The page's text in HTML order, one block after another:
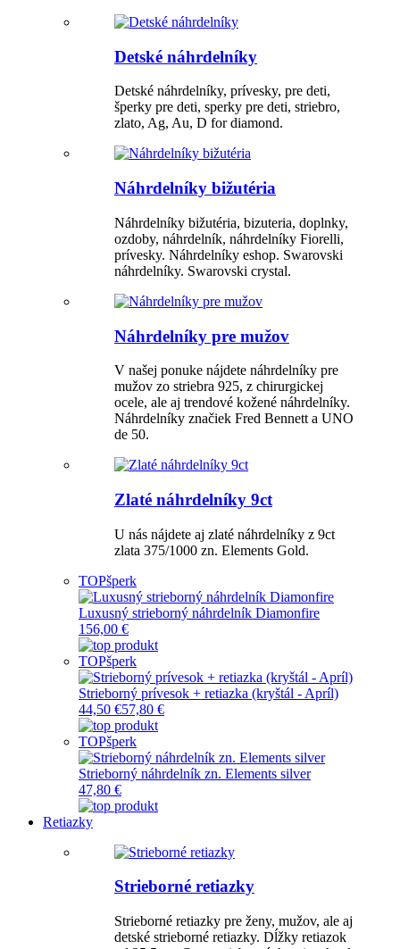
Detské náhrdelníky
Detské náhrdelníky, prívesky, pre deti,
šperky pre deti, sperky pre deti, striebro,
zlato, Ag, Au, D for diamond.
Náhrdelníky bižutéria
Náhrdelníky bižutéria, bizuteria, doplnky,
ozdoby, náhrdelník, náhrdelníky Fiorelli,
prívesky. Náhrdelníky eshop. Swarovski
náhrdelníky. Swarovski crystal.
Náhrdelníky pre mužov
V našej ponuke nájdete náhrdelníky pre
mužov zo striebra 925, z chirurgickej
ocele, ale aj trendové kožené náhrdelníky.
Náhrdelníky značiek Fred Bennett a UNO
de 50.
Zlaté náhrdelníky 9ct
U nás nájdete aj zlaté náhrdelníky z 9ct
zlata 375/1000 zn. Elements Gold.
TOPšperk
Luxusný strieborný náhrdelník Diamonfire
156,00 €
TOPšperk
Strieborný prívesok + retiazka (kryštál - Apríl)
44,50 €57,80 €
TOPšperk
Strieborný náhrdelník zn. Elements silver
47,80 €
Retiazky
Strieborné retiazky
Strieborné retiazky pre ženy, mužov, ale aj
detské strieborné retiazky. Dĺžky retiazok